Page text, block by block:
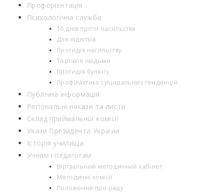
Профорієнтація
Психологічна служба
16 днів проти насильства
Для підлітків
Протидія насильству
Торгівля людьми
Протидія булінгу
Профілактика суїцидальних тенденцій
Публічна інформація
Регіональні накази та листи
Склад приймальної комісії
Укази Президента України
Історія училища
Учням і педагогам
Віртуальний методичний кабінет
Методичні комісії
Положення про раду